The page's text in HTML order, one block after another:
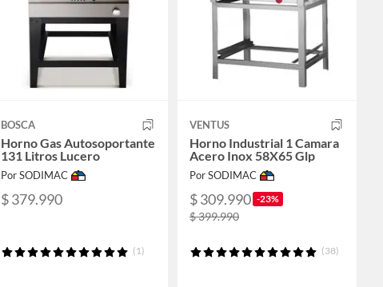
BOSCA
Horno Gas Autosoportante
131 Litros Lucero
Por SODIMAC
$ 379.990
(1)
VENTUS
Horno Industrial 1 Camara
Acero Inox 58X65 Glp
Por SODIMAC
$ 309.990 -23%
$ 399.990
(38)